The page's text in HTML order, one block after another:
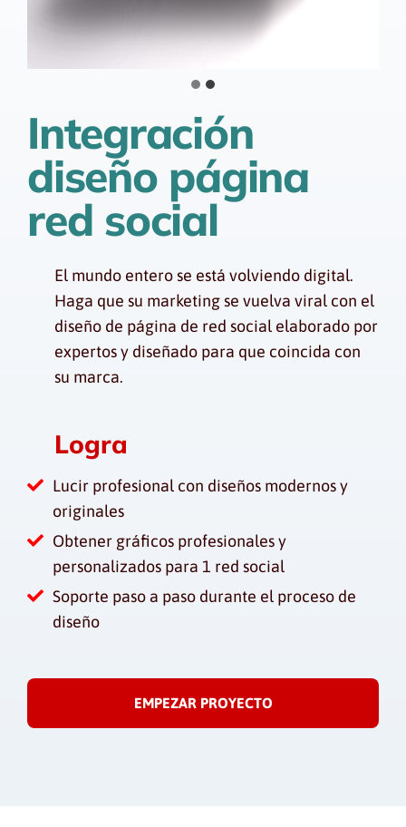
Integración
diseño página
red social
El mundo entero se está volviendo digital.
Haga que su marketing se vuelva viral con el
diseño de página de red social elaborado por
expertos y diseñado para que coincida con
su marca.
Logra
Lucir profesional con diseños modernos y
originales
Obtener gráficos profesionales y
personalizados para 1 red social
Soporte paso a paso durante el proceso de
diseño
EMPEZAR PROYECTO